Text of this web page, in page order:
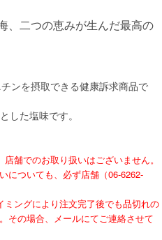
、二つの恵みが生んだ最高の
ンを摂取できる健康訴求商品で
した塩味です。
舗でのお取り扱いはございません。
についても、必ず店舗（06-6262-
ングにより注文完了後でも品切れの
その場合、メールにてご連絡させて